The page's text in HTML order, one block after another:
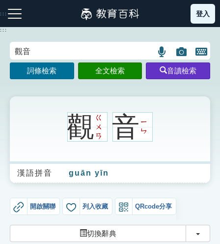
到
主
:::
注音索引圖示 筆畫索引圖示 部首索引表圖示
生字詞彙表
成語故事
索引選單
登入
:::
語
言
搜
圖
片
搜
開
鍵
圖
詞條檢索 全文檢索 音讀檢索
觀ㄍ
ㄨ
ㄢ
音ㄧ
ㄣ
漢語拼音 guān yīn
開啟關聯 列入收藏 QRcode分享
切換辭典 切換